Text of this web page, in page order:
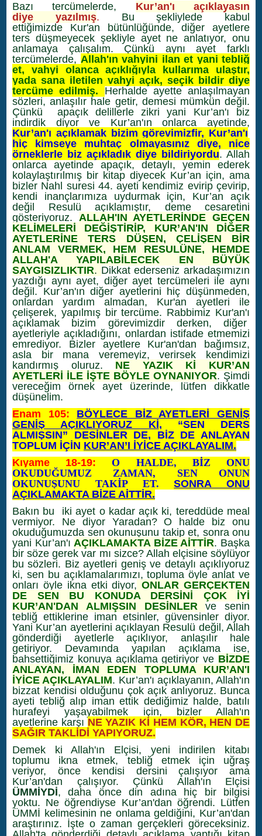
Bazı tercümelerde, Kur’an'ı açıklayasın
diye yazılmış. Bu şekliylede kabul
ettiğimizde Kur'an bütünlüğünde, diğer ayetlere
ters düşmeyecek şekliyle ayet ne anlatıyor, onu
anlamaya çalışalım. Çünkü aynı ayet farklı
tercümelerde, Allah'ın vahyini ilan et yani tebliğ
et, vahyi olanca açıklığıyla kullarıma ulaştır,
yada sana iletilen vahyi açık, seçik bildir diye
tercüme edilmiş. Herhalde ayette anlaşılmayan
sözleri, anlaşılır hale getir, demesi mümkün değil.
Çünkü apaçık delillerle zikri yani Kur’an'ı biz
indirdik diyor ve Kur’an'ın onlarca ayetinde,
Kur’an'ı açıklamak bizim görevimizfir, Kur’an'ı
hiç kimseye muhtaç olmayasınız diye, nice
örneklerle biz açıkladık diye bildiriyordu. Allah
onlarca ayetinde apaçık, detaylı, yemin ederek
kolaylaştırılmış bir kitap diyecek Kur’an için, ama
bizler Nahl suresi 44. ayeti kendimiz evirip çevirip,
kendi inançlarımıza uydurmak için, Kur’an açık
değil Resulü açıklamıştır, deme cesaretini
gösteriyoruz. ALLAH'IN AYETLERİNDE GEÇEN
KELİMELERİ DEĞİŞTİRİP, KUR’AN'IN DİĞER
AYETLERİNE TERS DÜŞEN, ÇELİŞEN BİR
ANLAM VERMEK, HEM RESULÜNE, HEMDE
ALLAH'A YAPILABİLECEK EN BÜYÜK
SAYGISIZLIKTIR. Dikkat ederseniz arkadaşımızın
yazdığı aynı ayet, diğer ayet tercümeleri ile aynı
değil. Kur’an'ın diğer ayetlerini hiç düşünmeden,
onlardan yardım almadan, Kur'an ayetleri ile
çelişerek, yapılmış bir tercüme. Rabbimiz Kur'an'ı
açıklamak bizim görevimizdir derken, diğer
ayetleriyle açıkladığını, onlardan istifade etmemizi
emrediyor. Bizler ayetlere Kur'an'dan bağımsız,
asla bir mana veremeyiz, verirsek kendimizi
kandırmış oluruz. NE YAZIK Kİ KUR’AN
AYETLERİ İLE İŞTE BÖYLE OYNANIYOR. Şimdi
vereceğim örnek ayet üzerinde, lütfen dikkatle
düşünelim.
Enam 105:
BÖYLECE BİZ AYETLERİ GENİŞ
GENİŞ AÇIKLIYORUZ Kİ, “SEN DERS
ALMIŞSIN” DESİNLER DE, BİZ DE ANLAYAN
TOPLUM İÇİN KUR’AN’I İYİCE AÇIKLAYALIM.
Kıyame 18-19:
O HALDE, BİZ ONU
OKUDUĞUMUZ ZAMAN, SEN ONUN
OKUNUŞUNU TAKİP ET.
SONRA ONU
AÇIKLAMAKTA BİZE AİTTİR.
Bakın bu iki ayet o kadar açık ki, tereddüde meal
vermiyor. Ne diyor Yaradan? O halde biz onu
okuduğumuzda sen okunuşunu takip et, sonra onu
yani Kur’an'ıAÇIKLAMAKTA BİZE AİTTİR. Başka
bir söze gerek var mı sizce? Allah elçisine söylüyor
bu sözleri. Biz ayetleri geniş ve detaylı açıklıyoruz
ki, sen bu açıklamalarımızı, topluma öyle anlat ve
onları öyle ikna etki diyor, ONLAR GERÇEKTEN
DE SEN BU KONUDA DERSİNİ ÇOK İYİ
KUR’AN'DAN ALMIŞSIN DESİNLER
ve senin
tebliğ ettiklerine iman etsinler, güvensinler diyor.
Yani Kur’an ayetlerini açıklayan Resulü değil, Allah
gönderdiği ayetlerle açıklıyor, anlaşılır hale
getiriyor. Devamında yapılan açıklama ise,
bahsettiğimiz konuya açıklama getiriyor ve BİZDE
ANLAYAN, İMAN EDEN TOPLUMA KUR’AN'I
İYİCE AÇIKLAYALIM. Kur’an'ı açıklayanın, Allah'ın
bizzat kendisi olduğunu çok açık anlıyoruz. Bunca
ayeti tebliğ alıp iman ettik dediğimiz halde, batılı
hurafeyi yaşayabilmek için, bizler Allah'ın
ayetlerine karşı NE YAZIK Kİ HEM KÖR, HEN DE
SAĞIR TAKLİDİ YAPIYORUZ.
Demek ki Allah'ın Elçisi, yeni indirilen kitabı
toplumu ikna etmek, tebliğ etmek için uğraş
veriyor, önce kendisi dersini çalışıyor ama
Kur’an'dan çalışıyor. Çünkü Allah'ın Elçisi
ÜMMİYDİ, daha önce din adına hiç bir bilgisi
yoktu. Ne öğrendiyse Kur’an'dan öğrendi. Lütfen
ÜMMİ kelimesinin ne onlama geldiğini, Kur’an'dan
araştırınız. İşte o zaman gerçekleri göreceksiniz.